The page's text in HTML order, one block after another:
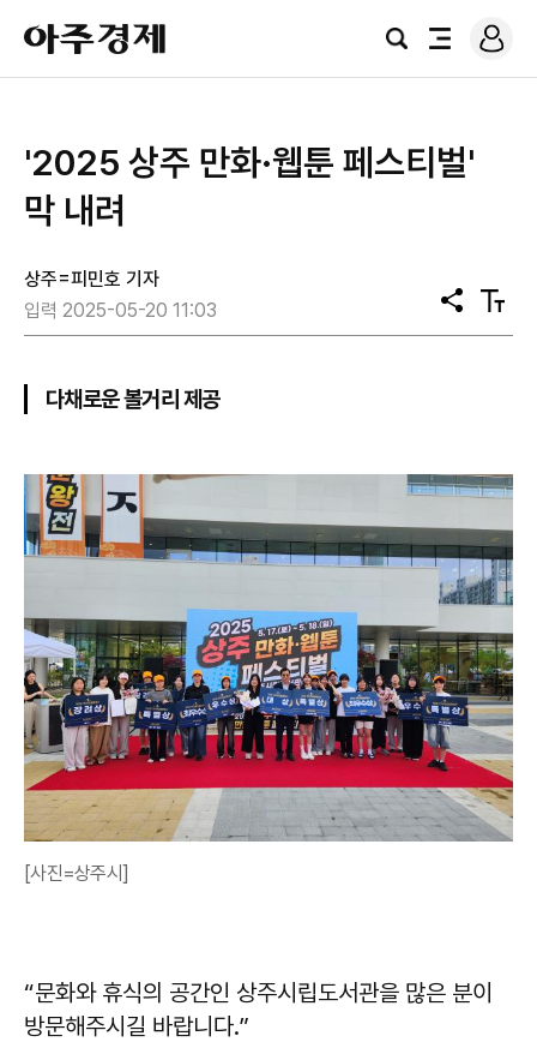
아
주
경
검
전
로
그
'2025 상주 만화·웹툰 페스티벌'
막 내려
상주=피민호 기자
입력 2025-05-20 11:03
공
유
텍
스
다채로운 볼거리 제공
[사진=상주시]
“문화와 휴식의 공간인 상주시립도서관을 많은 분이
방문해주시길 바랍니다.”